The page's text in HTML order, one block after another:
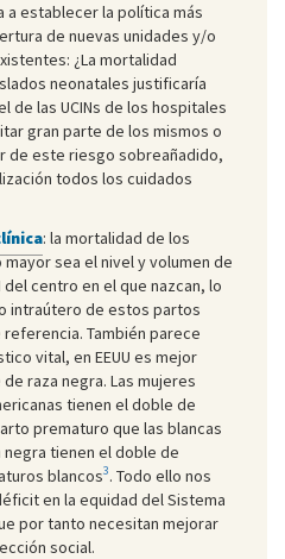
a establecer la política más
de nuevas unidades y/o
¿La mortalidad
neonatales justificaría
de las UCINs de los hospitales
gran parte de los mismos o
de este riesgo sobreañadido,
todos los cuidados
: la mortalidad de los
mayor sea el nivel y volumen de
del centro en el que nazcan, lo
intraútero de estos partos
También parece
vital, en EEUU es mejor
raza negra. Las mujeres
tienen el doble de
prematuro que las blancas
tienen el doble de
blancos3. Todo ello nos
en la equidad del Sistema
por tanto necesitan mejorar
social.